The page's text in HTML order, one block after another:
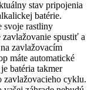
stav pripojenia
batérie.
svoje rastliny
spustiť a
zavlažovacím
máte automatické
batéria takmer
zavlažovacieho cyklu.